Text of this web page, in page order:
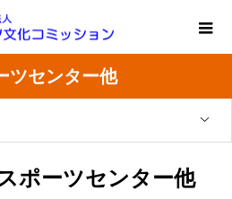
ツセンター他
ポーツセンター他